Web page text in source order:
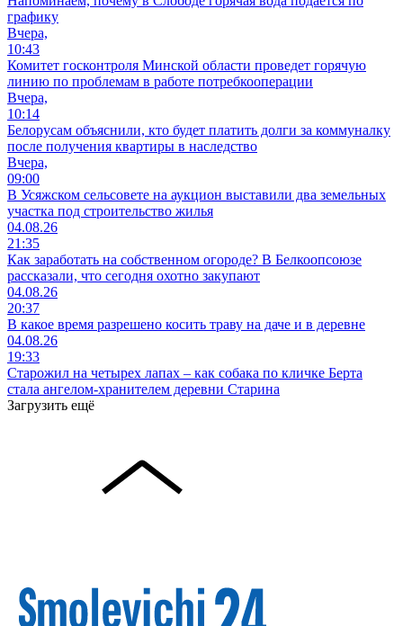
графику
Вчера,
10:43
Комитет госконтроля Минской области проведет горячую
линию по проблемам в работе потребкооперации
Вчера,
10:14
Белорусам объяснили, кто будет платить долги за коммуналку
после получения квартиры в наследство
Вчера,
09:00
В Усяжском сельсовете на аукцион выставили два земельных
участка под строительство жилья
04.08.26
21:35
Как заработать на собственном огороде? В Белкоопсоюзе
рассказали, что сегодня охотно закупают
04.08.26
20:37
В какое время разрешено косить траву на даче и в деревне
04.08.26
19:33
Старожил на четырех лапах – как собака по кличке Берта
стала ангелом-хранителем деревни Старина
Загрузить ещё